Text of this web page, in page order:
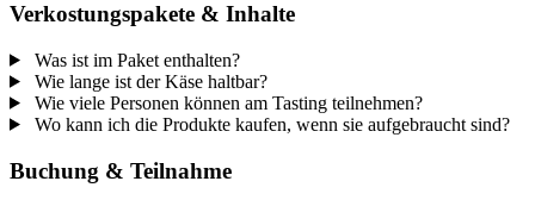
Verkostungspakete & Inhalte
Was ist im Paket enthalten?
Wie lange ist der Käse haltbar?
Wie viele Personen können am Tasting teilnehmen?
Wo kann ich die Produkte kaufen, wenn sie aufgebraucht sind?
Buchung & Teilnahme